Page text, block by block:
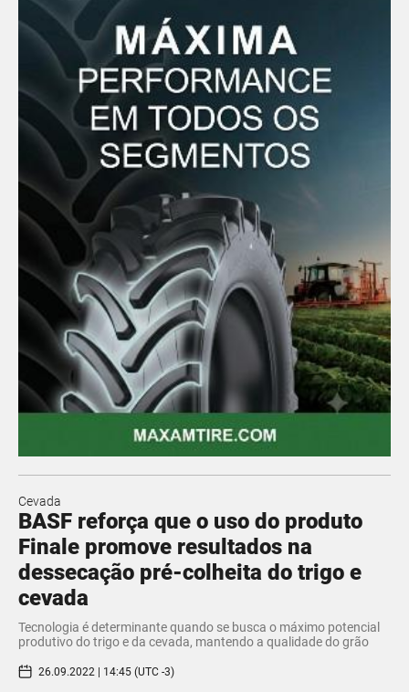
Cevada
BASF reforça que o uso do produto
Finale promove resultados na
dessecação pré-colheita do trigo e
cevada
Tecnologia é determinante quando se busca o máximo potencial
produtivo do trigo e da cevada, mantendo a qualidade do grão
26.09.2022 | 14:45 (UTC -3)